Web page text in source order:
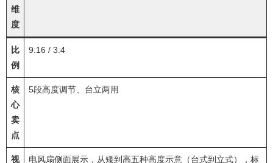
维
度
比
例
9:16 / 3:4
核
心
卖
点
5段高度调节、台立两用
视
电风扇侧面展示，从矮到高五种高度示意（台式到立式），标